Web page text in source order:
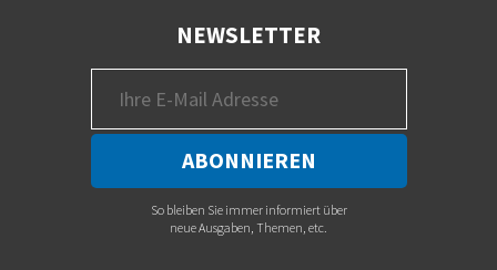
NEWSLETTER
So bleiben Sie immer informiert über
neue Ausgaben, Themen, etc.